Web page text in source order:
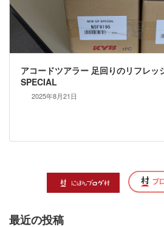
アコードツアラー 足回りのリフレッ
SPECIAL
2025年8月21日
最近の投稿